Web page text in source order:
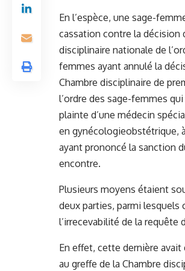
En l’espèce, une sage-
cassation contre la décision
disciplinaire nationale de
femmes ayant annulé la
Chambre disciplinaire de
l’ordre des sage-femmes
plainte d’une médecin
en gynécologieobstétrique,
ayant prononcé la sanction
encontre.
Plusieurs moyens étaient
deux parties, parmi lesquels
l’irrecevabilité de la requête
En effet, cette dernière
au greffe de la Chambre